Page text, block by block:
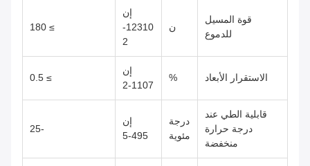
قوة المسيل
للدموع
ن
إن
12310-
2
≥ 180
الاستقرار الأبعاد %
إن
1107-2
≥ 0.5
قابلية الطي عند
درجة حرارة
منخفضة
درجة
مئوية
إن
495-5
-25